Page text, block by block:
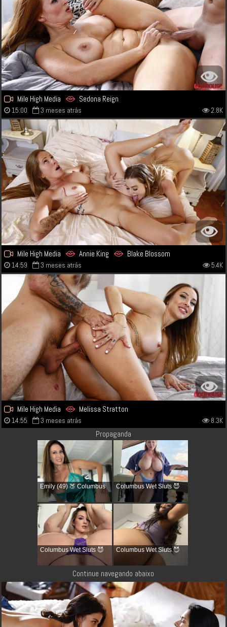
Mile High Media Sedona Reign
15:00 3 meses atrás 2.8K
Mile High Media Annie King Blake Blossom
14:59 3 meses atrás 5.4K
Mile High Media Melissa Stratton
14:55 3 meses atrás 8.3K
Propaganda
Emily (49) 🍑 Columbus Columbus Wet Sluts 😈
Columbus Wet Sluts 😈 Columbus Wet Sluts 😈
Continue navegando abaixo